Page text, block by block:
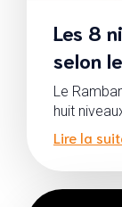
Les 8
selon
Le
huit
Lire la